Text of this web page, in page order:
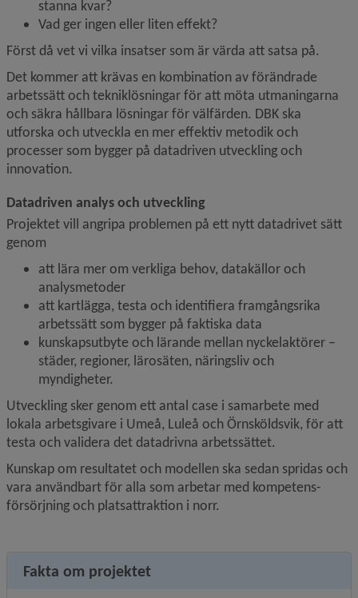
stanna kvar?
Vad ger ingen eller liten effekt?
Först då vet vi vilka insatser som är värda att satsa på.
Det kommer att krävas en kombination av förändrade
arbetssätt och tekniklösningar för att möta utmaningarna
och säkra hållbara lösningar för välfärden. DBK ska
utforska och utveckla en mer effektiv metodik och
processer som bygger på datadriven utveckling och
innovation.
Datadriven analys och utveckling
Projektet vill angripa problemen på ett nytt datadrivet sätt
genom
att lära mer om verkliga behov, datakällor och
analysmetoder
att kartlägga, testa och identifiera framgångsrika
arbetssätt som bygger på faktiska data
kunskapsutbyte och lärande mellan nyckelaktörer –
städer, regioner, lärosäten, näringsliv och
myndigheter.
Utveckling sker genom ett antal case i samarbete med
lokala arbetsgivare i Umeå, Luleå och Örnsköldsvik, för att
testa och validera det datadrivna arbetssättet.
Kunskap om resultatet och modellen ska sedan spridas och
vara användbart för alla som arbetar med kompetens­
försörjning och platsattraktion i norr.
Fakta om projektet